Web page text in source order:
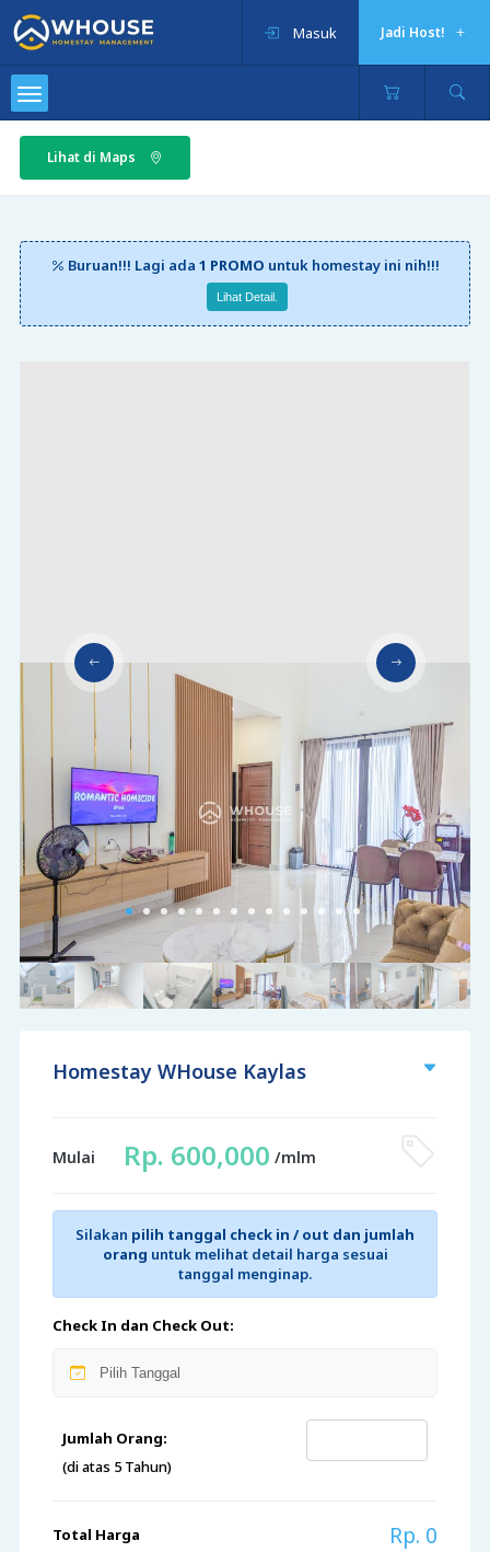
Jadi Host!
Masuk
Lihat di Maps
Buruan!!! Lagi ada 1 PROMO untuk homestay ini nih!!!
Lihat Detail.
Homestay WHouse Kaylas
Mulai Rp. 600,000 /mlm
Silakan pilih tanggal check in / out dan jumlah
orang untuk melihat detail harga sesuai
tanggal menginap.
Check In dan Check Out:
Jumlah Orang:
(di atas 5 Tahun)
Total Harga Rp. 0